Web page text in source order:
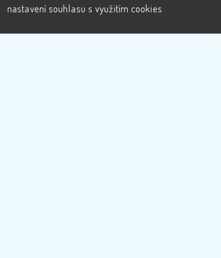
nastavení souhlasu s využitím cookies.